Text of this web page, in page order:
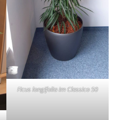
Ficus longifolia im Classico 50